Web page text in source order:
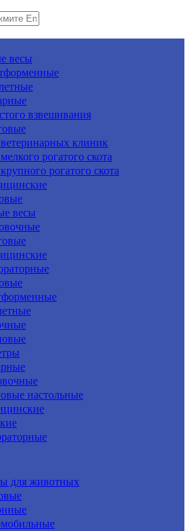
весы
взвешивания
клиник
рогатого скота
рогатого скота
весы
настольные
для животных